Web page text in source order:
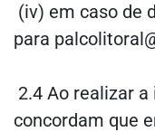
(iv) em caso de
para
2.4 Ao realizar
concordam que